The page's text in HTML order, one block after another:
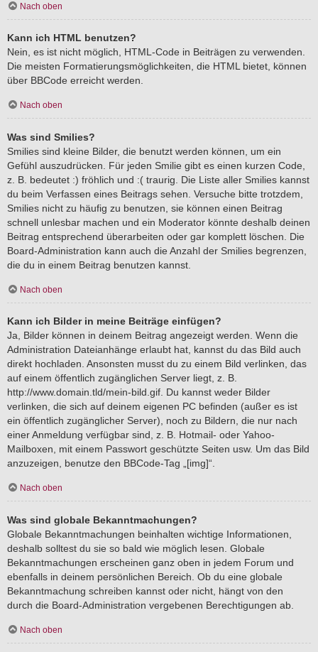
Nach oben
Kann ich HTML benutzen?
Nein, es ist nicht möglich, HTML-Code in Beiträgen zu verwenden.
Die meisten Formatierungsmöglichkeiten, die HTML bietet, können
über BBCode erreicht werden.
Nach oben
Was sind Smilies?
Smilies sind kleine Bilder, die benutzt werden können, um ein
Gefühl auszudrücken. Für jeden Smilie gibt es einen kurzen Code,
z. B. bedeutet :) fröhlich und :( traurig. Die Liste aller Smilies kannst
du beim Verfassen eines Beitrags sehen. Versuche bitte trotzdem,
Smilies nicht zu häufig zu benutzen, sie können einen Beitrag
schnell unlesbar machen und ein Moderator könnte deshalb deinen
Beitrag entsprechend überarbeiten oder gar komplett löschen. Die
Board-Administration kann auch die Anzahl der Smilies begrenzen,
die du in einem Beitrag benutzen kannst.
Nach oben
Kann ich Bilder in meine Beiträge einfügen?
Ja, Bilder können in deinem Beitrag angezeigt werden. Wenn die
Administration Dateianhänge erlaubt hat, kannst du das Bild auch
direkt hochladen. Ansonsten musst du zu einem Bild verlinken, das
auf einem öffentlich zugänglichen Server liegt, z. B.
http://www.domain.tld/mein-bild.gif. Du kannst weder Bilder
verlinken, die sich auf deinem eigenen PC befinden (außer es ist
ein öffentlich zugänglicher Server), noch zu Bildern, die nur nach
einer Anmeldung verfügbar sind, z. B. Hotmail- oder Yahoo-
Mailboxen, mit einem Passwort geschützte Seiten usw. Um das Bild
anzuzeigen, benutze den BBCode-Tag „[img]“.
Nach oben
Was sind globale Bekanntmachungen?
Globale Bekanntmachungen beinhalten wichtige Informationen,
deshalb solltest du sie so bald wie möglich lesen. Globale
Bekanntmachungen erscheinen ganz oben in jedem Forum und
ebenfalls in deinem persönlichen Bereich. Ob du eine globale
Bekanntmachung schreiben kannst oder nicht, hängt von den
durch die Board-Administration vergebenen Berechtigungen ab.
Nach oben